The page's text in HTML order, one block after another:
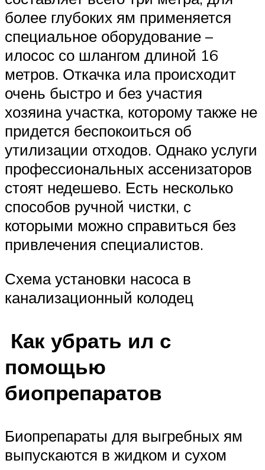
более глубоких ям применяется
специальное оборудование –
илосос со шлангом длиной 16
метров. Откачка ила происходит
очень быстро и без участия
хозяина участка, которому также не
придется беспокоиться об
утилизации отходов. Однако услуги
профессиональных ассенизаторов
стоят недешево. Есть несколько
способов ручной чистки, с
которыми можно справиться без
привлечения специалистов.
Схема установки насоса в
канализационный колодец
Как убрать ил с
помощью
биопрепаратов
Биопрепараты для выгребных ям
выпускаются в жидком и сухом